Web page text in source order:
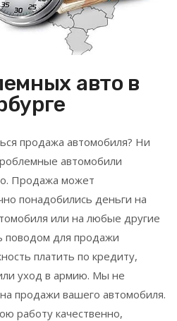
авто в
продажа автомобиля? Ни
автомобили
Продажа может
понадобились деньги на
или на любые другие
поводом для продажи
платить по кредиту,
уход в армию. Мы не
продажи вашего автомобиля.
работу качественно,